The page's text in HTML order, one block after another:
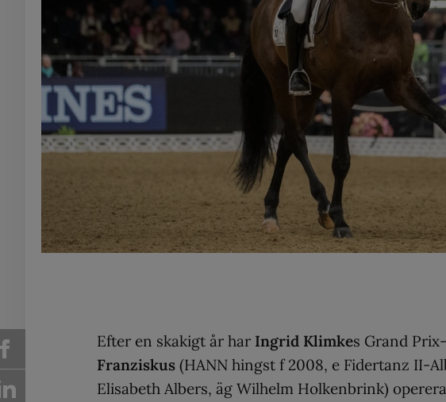
Efter en skakigt år har Ingrid Klimkes Grand
Franziskus (HANN hingst f 2008, e Fidertanz II-
Elisabeth Albers, äg Wilhelm Holkenbrink)